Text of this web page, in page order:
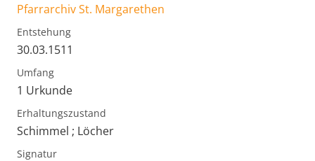
Pfarrarchiv St. Margarethen
Entstehung
30.03.1511
Umfang
1 Urkunde
Erhaltungszustand
Schimmel ; Löcher
Signatur